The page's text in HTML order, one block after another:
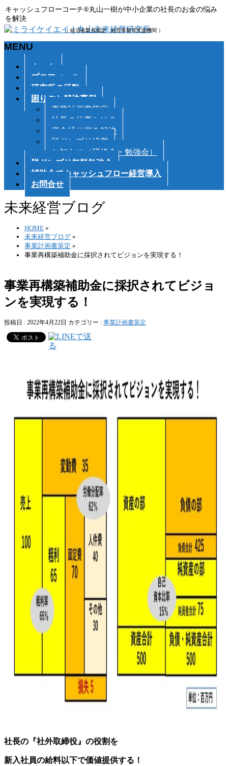
キャッシュフローコーチ®丸山一樹が中小企業の社長のお金の悩み
を解決
（ 経済産業省認定 経営革新等支援機関 ）
MENU
ホーム
プロフィール
研究所の活動
困りごと解決事例
事業計画書策定
社長の仕事とは？
資金繰り悩み解決
脱ドンブリ経営
お知らせ（研修会・勉強会）
脱ドンブリ無料勉強会
補助金でキャッシュフロー経営導入
お問合せ
未来経営ブログ
HOME »
未来経営ブログ »
事業計画書策定 »
事業再構築補助金に採択されてビジョンを実現する！
事業再構築補助金に採択されてビジョ
ンを実現する！
投稿日 : 2022年4月22日 カテゴリー : 事業計画書策定
社長の『社外取締役』の役割を
新入社員の給料以下で価値提供する！